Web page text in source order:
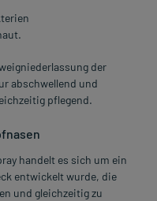
der
abschwellend und
pflegend.
handelt es sich um ein
entwickelt wurde, die
und gleichzeitig zu